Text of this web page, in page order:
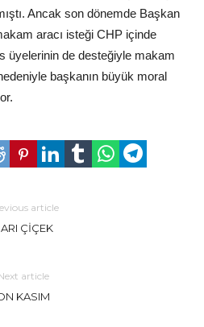
Ancak son dönemde Başkan
aracı isteği CHP içinde
üyelerinin de desteğiyle makam
başkanın büyük moral
article
ÇİÇEK
article
KASIM